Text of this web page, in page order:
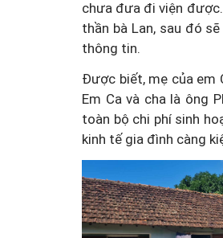
chưa đưa đi viện
thần bà Lan, sau đó
thông tin.
Được biết, mẹ của em
Em Ca và cha là ông
toàn bộ chi phí sinh
kinh tế gia đình càng